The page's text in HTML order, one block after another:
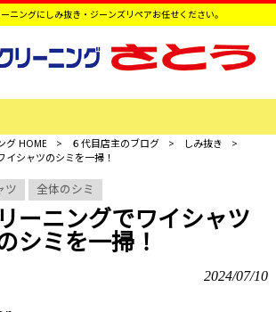
ニングにしみ抜き・ジーンズリペアお任せください。
グ HOME > ６代目店主のブログ > しみ抜き
>
イシャツのシミを一掃！
ツ 全体のシミ
ーニングでワイシャツ
シミを一掃！
2024/07/10